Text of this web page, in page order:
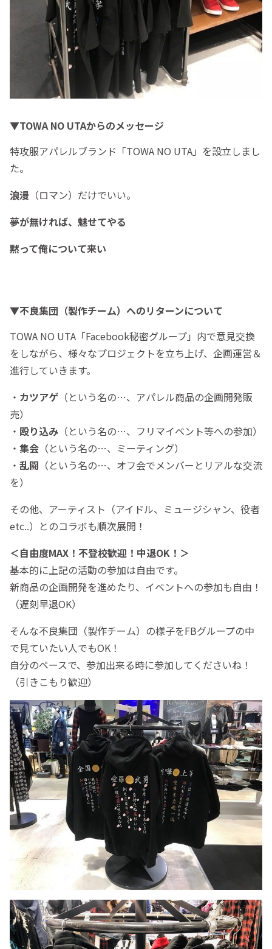
▼TOWA NO UTAからのメッセージ
特攻服アパレルブランド「TOWA NO UTA」を設立しまし
た。
浪漫 （ロマン）だけでいい。
夢が無ければ、魅せてやる
黙って俺について来い
▼不良集団（製作チーム）へのリターンについて
TOWA NO UTA「Facebook秘密グループ」内で意見交換
をしながら、様々なプロジェクトを立ち上げ、企画運営＆
進行していきます。
・ カツアゲ （という名の…、アパレル商品の企画開発販
売）
・ 殴り込み （という名の…、フリマイベント等への参加）
・ 集会 （という名の…、ミーティング）
・ 乱闘 （という名の…、オフ会でメンバーとリアルな交流
を）
その他、アーティスト（アイドル、ミュージシャン、役者
etc..）とのコラボも順次展開！
＜自由度MAX！不登校歓迎！中退OK！＞
基本的に上記の活動の参加は自由です。
新商品の企画開発を進めたり、イベントへの参加も自由！
（遅刻早退OK）
そんな不良集団（製作チーム）の様子をFBグループの中
で見ていたい人でもOK！
自分のペースで、参加出来る時に参加してくださいね！
（引きこもり歓迎）